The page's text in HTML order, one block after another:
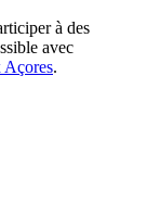
à des
avec
Açores.